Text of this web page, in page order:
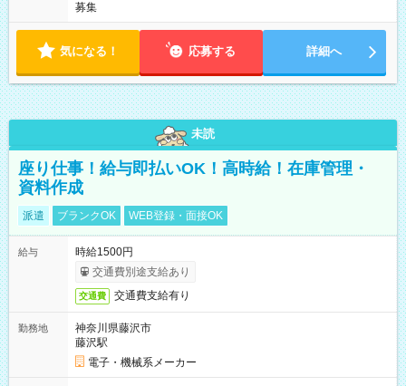
募集
気になる！ 応募する 詳細へ
未読
座り仕事！給与即払いOK！高時給！在庫管理・
資料作成
派遣 ブランクOK WEB登録・面接OK
給与
時給1500円
交通費別途支給あり
交通費 交通費支給有り
勤務地
神奈川県藤沢市
藤沢駅
電子・機械系メーカー